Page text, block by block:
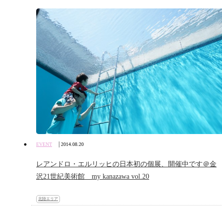
EVENT 2014.08.20
レアンドロ・エルリッヒの日本初の個展、開催中です＠金
沢21世紀美術館 my kanazawa vol.20
北陸エリア